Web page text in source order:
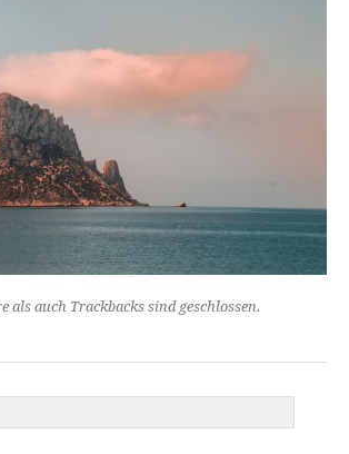
als auch Trackbacks sind geschlossen.